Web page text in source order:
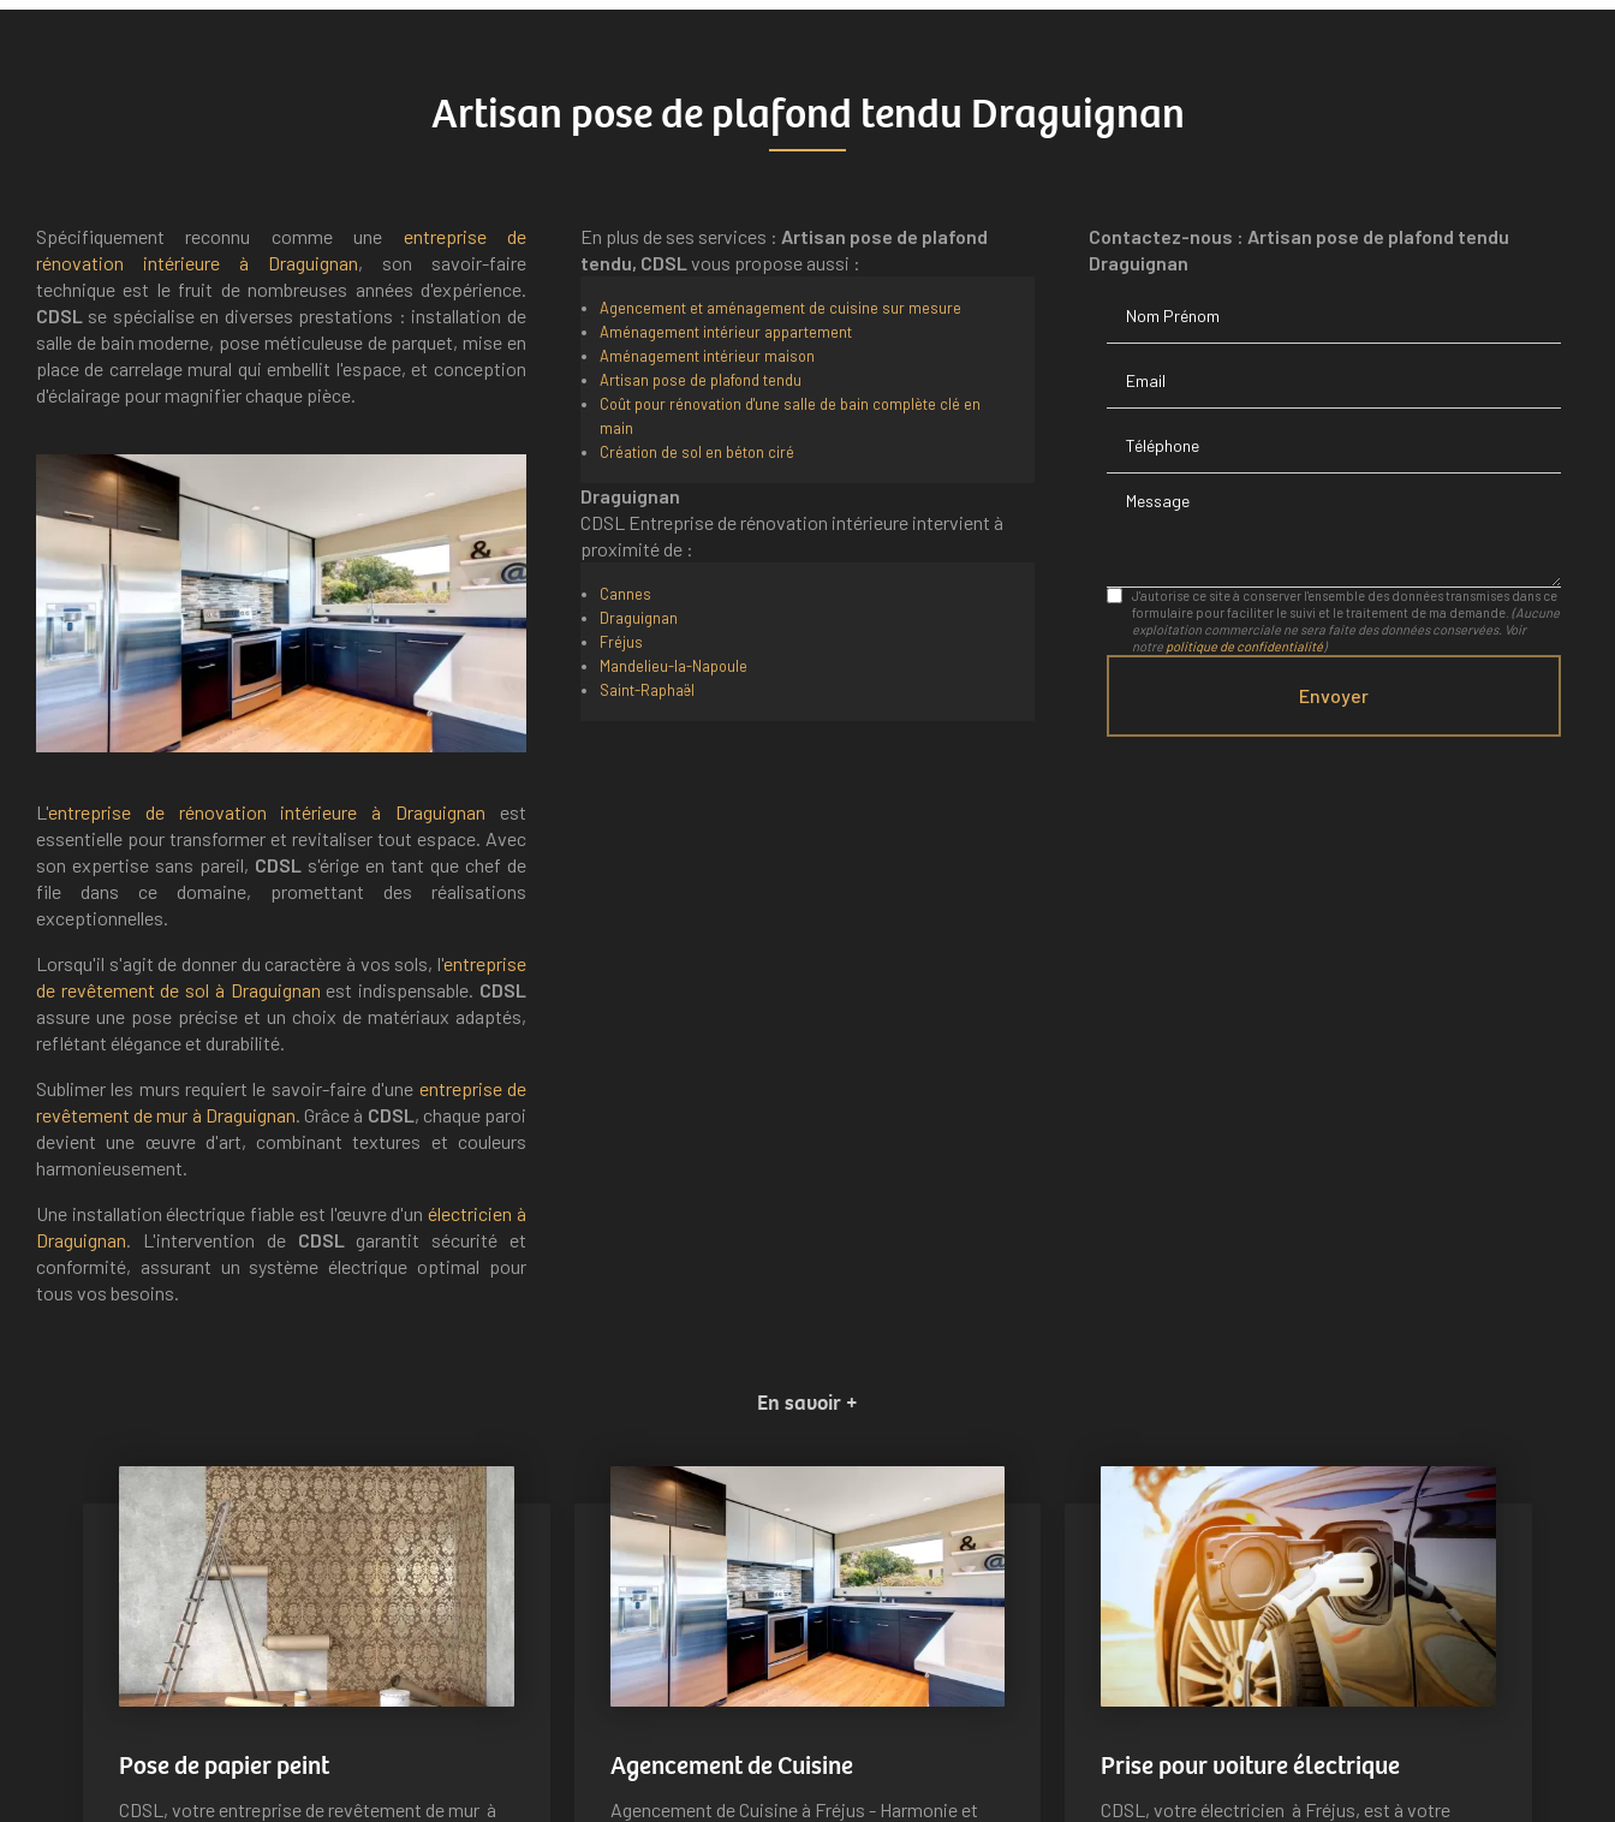
Artisan pose de plafond tendu Draguignan
Spécifiquement reconnu comme une entreprise de
rénovation intérieure à Draguignan, son savoir-faire
technique est le fruit de nombreuses années d'expérience.
CDSL se spécialise en diverses prestations : installation de
salle de bain moderne, pose méticuleuse de parquet, mise en
place de carrelage mural qui embellit l'espace, et conception
d'éclairage pour magnifier chaque pièce.
L'entreprise de rénovation intérieure à Draguignan est
essentielle pour transformer et revitaliser tout espace. Avec
son expertise sans pareil, CDSL
s'érige en tant que chef de
file dans ce domaine, promettant des réalisations
exceptionnelles.
Lorsqu'il s'agit de donner du caractère à vos sols, l'entreprise
de revêtement de sol à Draguignan est indispensable. CDSL
assure une pose précise et un choix de matériaux adaptés,
reflétant élégance et durabilité.
Sublimer les murs requiert le savoir-faire d'une entreprise de
revêtement de mur à Draguignan . Grâce à CDSL , chaque paroi
devient une œuvre d'art, combinant textures et couleurs
harmonieusement.
Une installation électrique fiable est l'œuvre d'unélectricien à
Draguignan . L'intervention de CDSL
garantit sécurité et
conformité, assurant un système électrique optimal pour
tous vos besoins.
En plus de ses services : Artisan pose de plafond
tendu, CDSLvous propose aussi :
Agencement et aménagement de cuisine sur mesure
Aménagement intérieur appartement
Aménagement intérieur maison
Artisan pose de plafond tendu
Coût pour rénovation d'une salle de bain complète clé en
main
Création de sol en béton ciré
Draguignan
CDSL Entreprise de rénovation intérieure intervient à
proximité de :
Cannes
Draguignan
Fréjus
Mandelieu-la-Napoule
Saint-Raphaël
Contactez-nous : Artisan pose de plafond tendu
Draguignan
Message
J'autorise ce site à conserver l'ensemble des données transmises dans ce
formulaire pour faciliter le suivi et le traitement de ma demande. (Aucune
exploitation commerciale ne sera faite des données conservées. Voir
notre politique de confidentialité)
En savoir +
Pose de papier peint
CDSL, votre entreprise de revêtement de mur à
Agencement de Cuisine
Agencement de Cuisine à Fréjus - Harmonie et
Prise pour voiture électrique
CDSL, votre électricien à Fréjus, est à votre